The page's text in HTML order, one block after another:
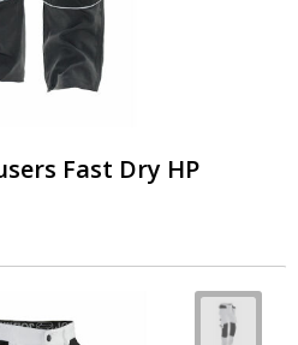
Fast Dry HP